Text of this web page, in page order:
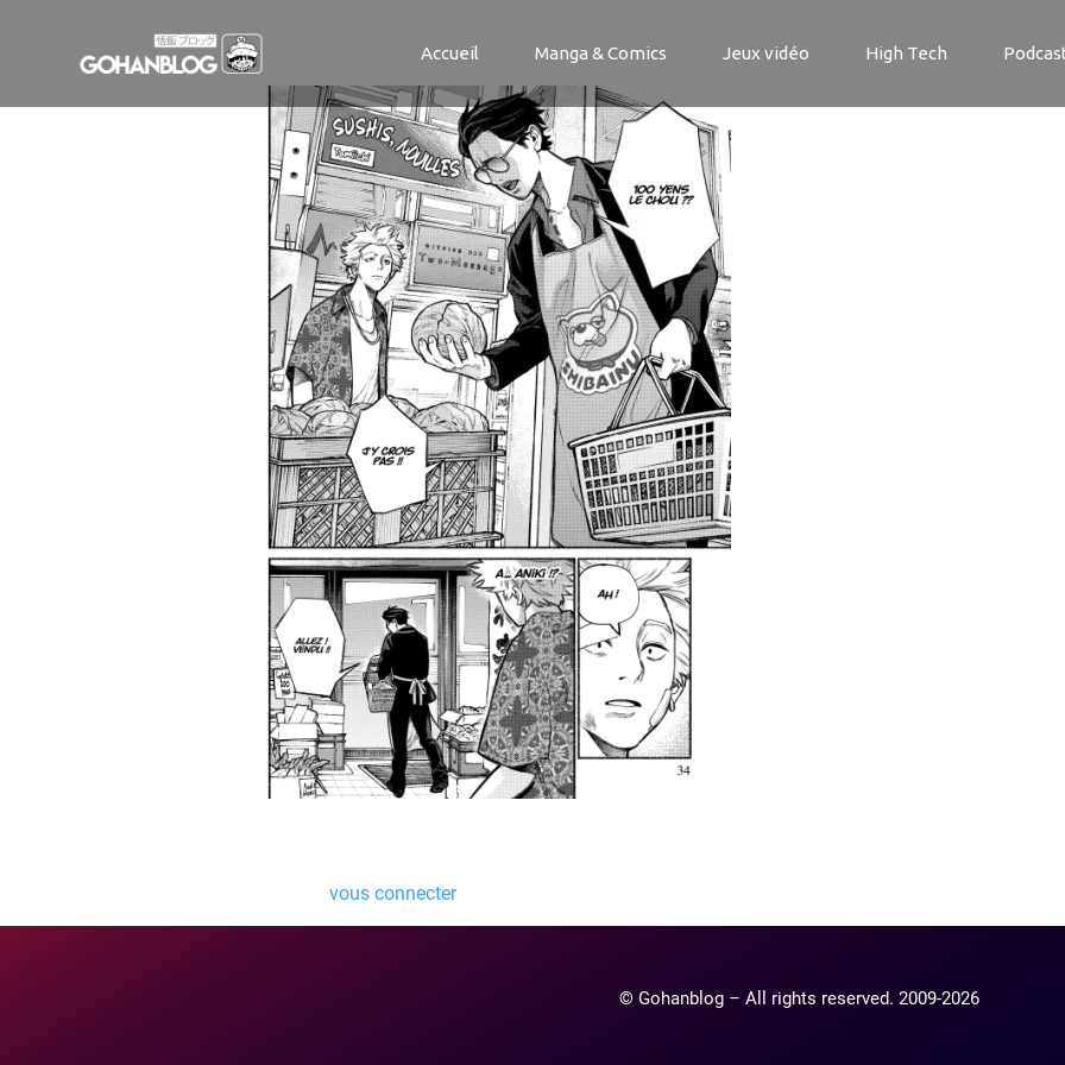
Accueil Manga & Comics Jeux vidéo High Tech
LAVOIEDUTABLIER_01_HiResFiles(1)-7
vous connecterpour publier un commentaire.
© Gohanblog – All rights reserved. 2009-2026